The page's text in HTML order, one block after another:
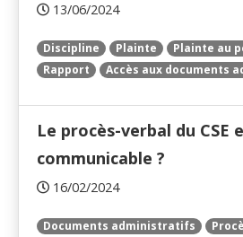
13/06/2024
Discipline Plainte Plainte au
Rapport
Accès aux documents
Le procès-verbal du CSE
communicable ?
16/02/2024
Documents administratifs